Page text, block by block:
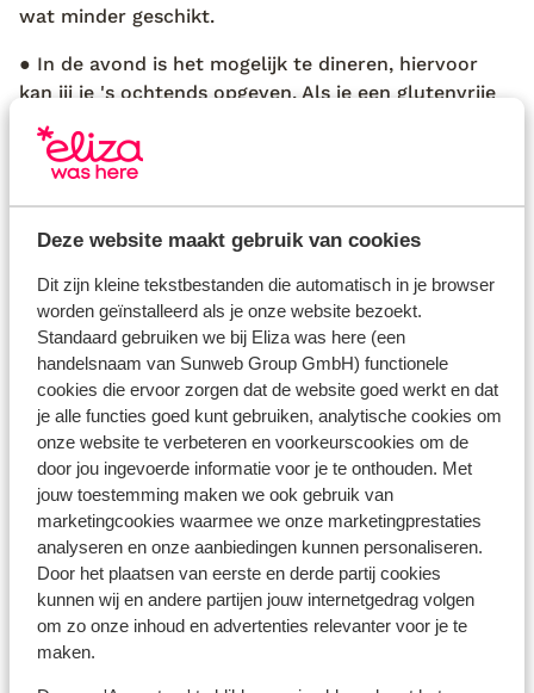
Deze website maakt gebruik van cookies
Dit zijn kleine tekstbestanden die automatisch in je browser
worden geïnstalleerd als je onze website bezoekt.
Standaard gebruiken we bij Eliza was here (een
handelsnaam van Sunweb Group GmbH) functionele
cookies die ervoor zorgen dat de website goed werkt en dat
je alle functies goed kunt gebruiken, analytische cookies om
onze website te verbeteren en voorkeurscookies om de
door jou ingevoerde informatie voor je te onthouden. Met
jouw toestemming maken we ook gebruik van
marketingcookies waarmee we onze marketingprestaties
analyseren en onze aanbiedingen kunnen personaliseren.
Door het plaatsen van eerste en derde partij cookies
kunnen wij en andere partijen jouw internetgedrag volgen
om zo onze inhoud en advertenties relevanter voor je te
maken.
wat minder geschikt.
● In de avond is het mogelijk te dineren, hiervoor
kan jij je 's ochtends opgeven. Als je een glutenvrije
maaltijd wil, moet je dat van tevoren even aangeven.
● De eigenaresse heeft zelf twee katten en honden;
Faciliteiten
totaal aantal kamers / appartementen: 8
totaal aantal verdiepingen: 2
totaal aantal gebouwen: 2
ontbijtruimte
televisiehoek
accommodatie niet geschikt voor
mindervaliden
parkeerterrein
wi-fi in openbare ruimte (gratis), op de kamer
(gratis)
Bekijk alle faciliteiten
Reisinformatie